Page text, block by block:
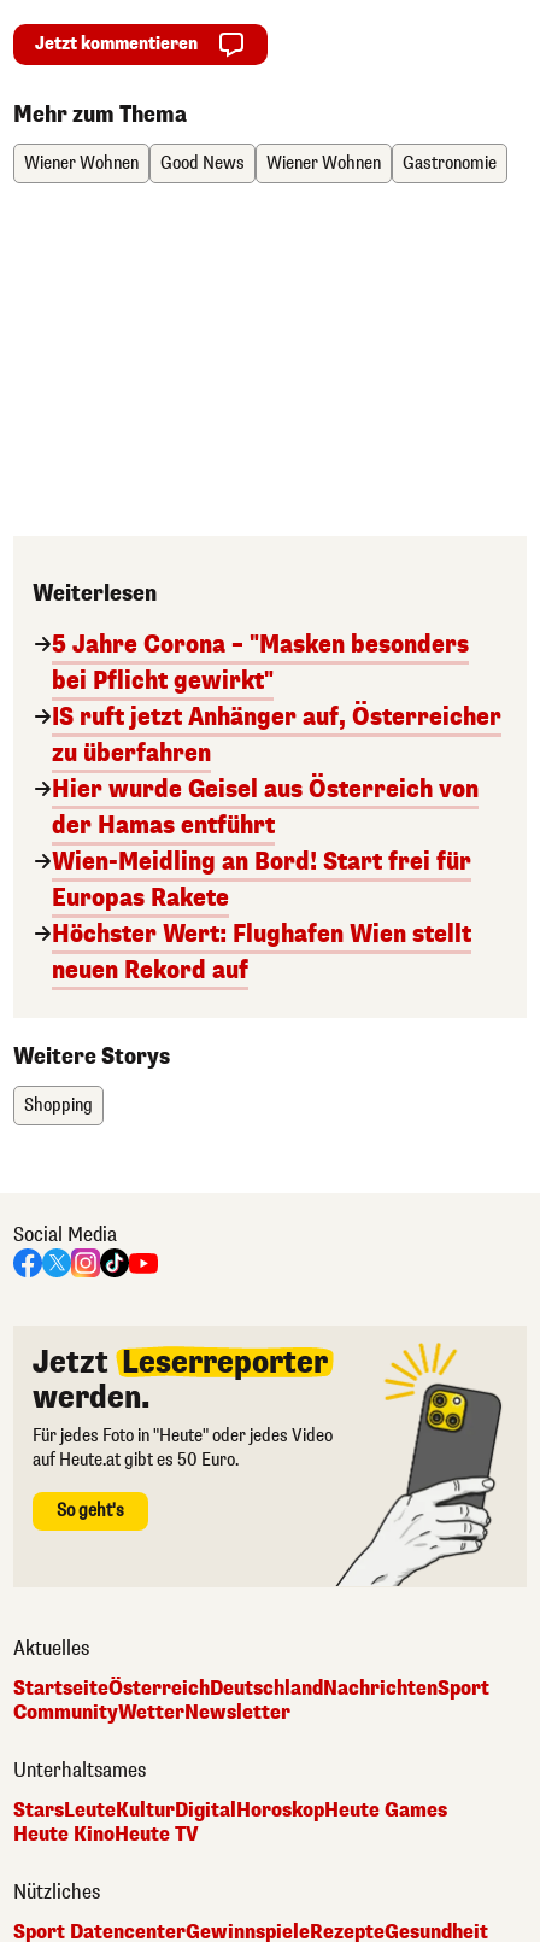
Jetzt kommentieren
Mehr zum Thema
Wiener Wohnen Good News Wiener Wohnen Gastronomie
Weiterlesen
5 Jahre Corona – "Masken besonders
bei Pflicht gewirkt"
IS ruft jetzt Anhänger auf, Österreicher
zu überfahren
Hier wurde Geisel aus Österreich von
der Hamas entführt
Wien-Meidling an Bord! Start frei für
Europas Rakete
Höchster Wert: Flughafen Wien stellt
neuen Rekord auf
Weitere Storys
Shopping
Social Media
Jetzt Leserreporter
werden.
Für jedes Foto in "Heute" oder jedes Video
auf Heute.at gibt es 50 Euro.
So geht's
Aktuelles
StartseiteÖsterreichDeutschlandNachrichtenSport
CommunityWetterNewsletter
Unterhaltsames
StarsLeuteKulturDigital HoroskopHeute Games
Heute KinoHeute TV
Nützliches
Sport DatencenterGewinnspieleRezepteGesundheit